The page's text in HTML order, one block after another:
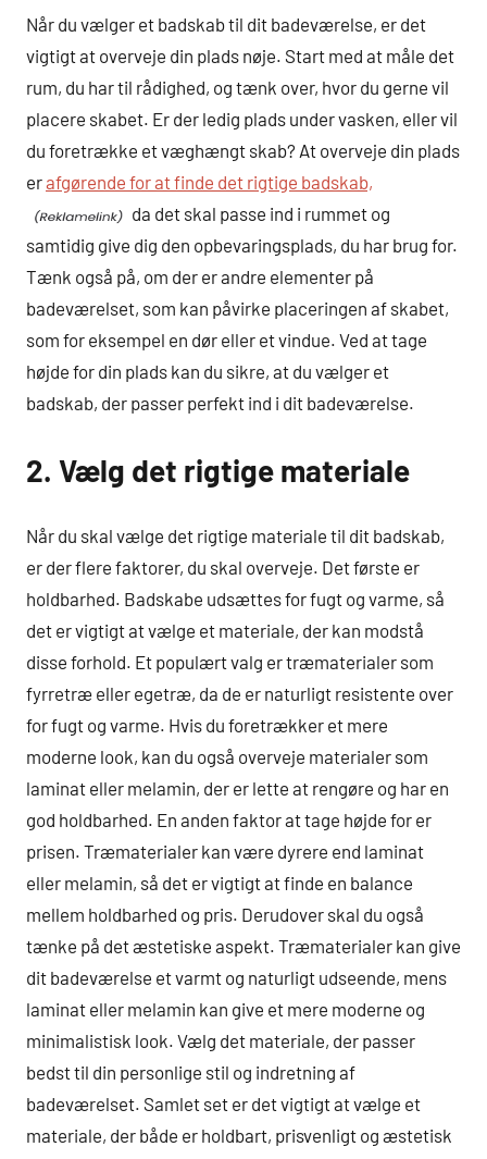
Når du vælger et badskab til dit badeværelse, er det
vigtigt at overveje din plads nøje. Start med at måle det
rum, du har til rådighed, og tænk over, hvor du gerne vil
placere skabet. Er der ledig plads under vasken, eller vil
du foretrække et væghængt skab? At overveje din plads
erafgørende for at finde det rigtige badskab,
da det skal passe ind i rummet og
samtidig give dig den opbevaringsplads, du har brug for.
Tænk også på, om der er andre elementer på
badeværelset, som kan påvirke placeringen af skabet,
som for eksempel en dør eller et vindue. Ved at tage
højde for din plads kan du sikre, at du vælger et
badskab, der passer perfekt ind i dit badeværelse.
2. Vælg det rigtige materiale
Når du skal vælge det rigtige materiale til dit badskab,
er der flere faktorer, du skal overveje. Det første er
holdbarhed. Badskabe udsættes for fugt og varme, så
det er vigtigt at vælge et materiale, der kan modstå
disse forhold. Et populært valg er træmaterialer som
fyrretræ eller egetræ, da de er naturligt resistente over
for fugt og varme. Hvis du foretrækker et mere
moderne look, kan du også overveje materialer som
laminat eller melamin, der er lette at rengøre og har en
god holdbarhed. En anden faktor at tage højde for er
prisen. Træmaterialer kan være dyrere end laminat
eller melamin, så det er vigtigt at finde en balance
mellem holdbarhed og pris. Derudover skal du også
tænke på det æstetiske aspekt. Træmaterialer kan give
dit badeværelse et varmt og naturligt udseende, mens
laminat eller melamin kan give et mere moderne og
minimalistisk look. Vælg det materiale, der passer
bedst til din personlige stil og indretning af
badeværelset. Samlet set er det vigtigt at vælge et
materiale, der både er holdbart, prisvenligt og æstetisk